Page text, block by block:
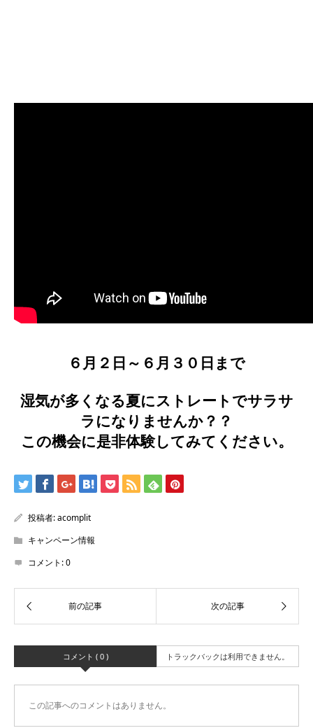
６月２日～６月３０日まで
湿気が多くなる夏にストレートでサラサ
ラになりませんか？？
この機会に是非体験してみてください。
投稿者:acomplit
キャンペーン情報
コメント:0
コメント ( 0 ) トラックバックは利用できません。
この記事へのコメントはありません。